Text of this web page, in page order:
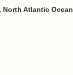
North Atlantic Ocean